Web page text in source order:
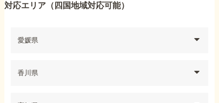
対応エリア（四国地域対応可能）
愛媛県
香川県